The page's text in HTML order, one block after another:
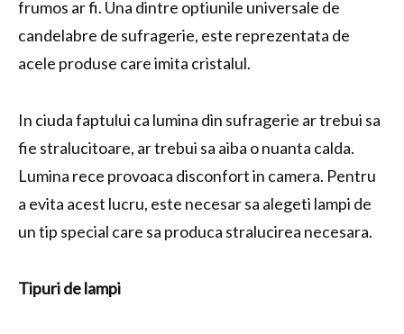
frumos ar fi. Una dintre optiunile universale de
candelabre de sufragerie, este reprezentata de
acele produse care imita cristalul.
In ciuda faptului ca lumina din sufragerie ar trebui sa
fie stralucitoare, ar trebui sa aiba o nuanta calda.
Lumina rece provoaca disconfort in camera. Pentru
a evita acest lucru, este necesar sa alegeti lampi de
un tip special care sa produca stralucirea necesara.
Tipuri de lampi